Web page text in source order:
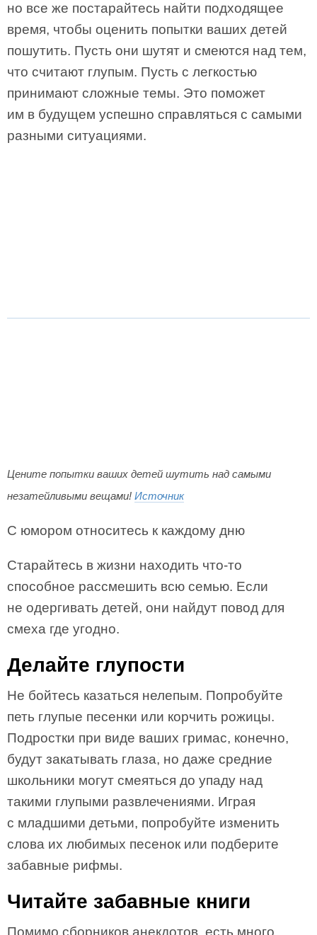
но все же постарайтесь найти подходящее
время, чтобы оценить попытки ваших детей
пошутить. Пусть они шутят и смеются над тем,
что считают глупым. Пусть с легкостью
принимают сложные темы. Это поможет
им в будущем успешно справляться с самыми
разными ситуациями.
Цените попытки ваших детей шутить над самыми
незатейливыми вещами! Источник
С юмором относитесь к каждому дню
Cтарайтесь в жизни находить что-то
способное рассмешить всю семью. Если
не одергивать детей, они найдут повод для
смеха где угодно.
Делайте глупости
Не бойтесь казаться нелепым. Попробуйте
петь глупые песенки или корчить рожицы.
Подростки при виде ваших гримас, конечно,
будут закатывать глаза, но даже средние
школьники могут смеяться до упаду над
такими глупыми развлечениями. Играя
с младшими детьми, попробуйте изменить
слова их любимых песенок или подберите
забавные рифмы.
Читайте забавные книги
Помимо сборников анекдотов, есть много